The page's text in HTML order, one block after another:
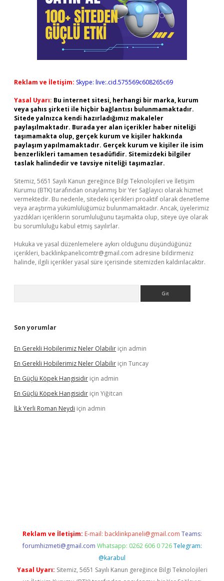
Reklam ve İletişim: Skype: live:.cid.575569c608265c69
Yasal Uyarı: Bu internet sitesi, herhangi bir marka, kurum
veya şahıs şirketi ile hiçbir bağlantısı bulunmamaktadır.
Sitede yalnızca kendi hazırladığımız makaleler
paylaşılmaktadır. Burada yer alan içerikler haber niteliği
taşımamakta olup, gerçek kurum ve kişiler hakkında
paylaşım yapılmamaktadır. Gerçek kurum ve kişiler ile isim
benzerlikleri tamamen tesadüfidir. Sitemizdeki bilgiler
taslak halindedir ve tavsiye niteliği taşımazlar.
Sitemiz, 5651 Sayılı Kanun gereğince Bilgi Teknolojileri ve İletişim
Kurumu (BTK) tarafından onaylanmış bir Yer Sağlayıcı olarak hizmet
vermektedir. Bu nedenle, sitedeki içerikleri proaktif olarak denetleme
veya araştırma yükümlülüğümüz bulunmamaktadır. Ancak, üyelerimiz
yazdıkları içeriklerin sorumluluğunu taşımakta olup, siteye üye olarak
bu sorumluluğu kabul etmiş sayılırlar.
Hukuka ve yasal düzenlemelere aykırı olduğunu düşündüğünüz
içerikleri, backlinkpanelicomtr@gmail.com adresine bildirmeniz
halinde, ilgili içerikler yasal süre içerisinde sitemizden kaldırılacaktır.
Son yorumlar
En Gerekli Hobilerimiz Neler Olabilir için admin
En Gerekli Hobilerimiz Neler Olabilir için Tuncay
En Güçlü Köpek Hangisidir için admin
En Güçlü Köpek Hangisidir için Yiğitcan
İLk Yerli Roman Neydi için admin
Reklam ve İletişim: E-mail: backlinkpaneli@gmail.com Teams:
forumhizmeti@gmail.com Whatsapp: 0262 606 0 726 Telegram:
@karabul
Yasal Uyarı: Sitemiz, 5651 Sayılı Kanun gereğince Bilgi Teknolojileri